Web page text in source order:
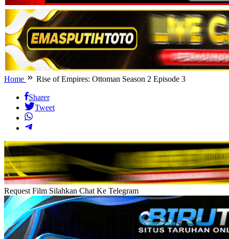
Home Rise of Empires: Ottoman Season 2 Episode 3
Sharer
Tweet
Request Film Silahkan Chat Ke Telegram